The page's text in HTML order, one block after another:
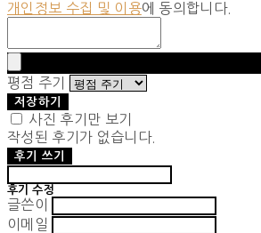
개인정보 수집 및 이용에 동의합니다.
평점 주기
저장하기
사진 후기만 보기
작성된 후기가 없습니다.
후기 쓰기
후기 수정
글쓴이
이메일